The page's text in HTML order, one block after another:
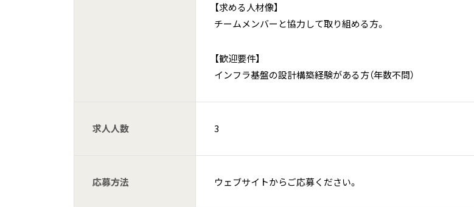
【求める人材像】
チームメンバーと協力して取り組める方。
【歓迎要件】
インフラ基盤の設計構築経験がある方（年数不問）
求人人数 3
応募方法 ウェブサイトからご応募ください。